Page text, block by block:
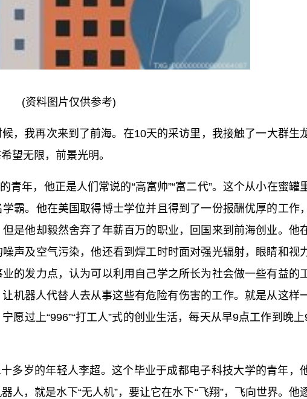
(资料图片仅供参考)
，我再次来到了前海。在10天的采访里，我接触了一大群生
望无限，前景光明。
青年，他正是人们常说的“高富帅”“富二代”。这个从小在蜜罐
霸。他在美国取得博士学位并且得到了一份报酬优厚的工作，
是他却毅然舍弃了年薪百万的职业，回国来到前海创业。他
声及空气污染，他还看到焊工时时面对强光辐射，眼睛和视
的发力点，认为可以利用自己学之所长为社会做一些有益的
机器人代替人去从事这些有危险有伤害的工作。就是从这样
愿过上“996”“打工人”式的创业生活，每天从早9点工作到晚上
多岁的年轻人李超。这个毕业于成都电子科技大学的青年，
人，就是水下“无人机”，要让它在水下“飞翔”，飞向世界。他